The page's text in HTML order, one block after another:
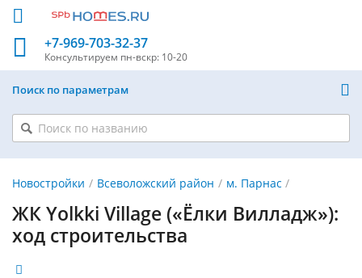
+7-969-703-32-37
Консультируем пн-вскр: 10-20
Поиск по параметрам
Новостройки Всеволожский район м. Парнас
ЖК Yolkki Village («Ёлки Вилладж»):
ход строительства